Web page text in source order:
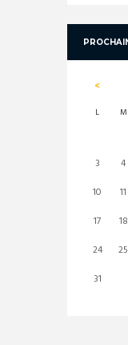
L M
3
4
10
11
17
18
24
25
31